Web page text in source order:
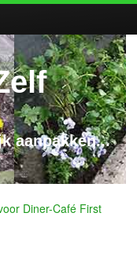
aanpakken...
Diner-Café First